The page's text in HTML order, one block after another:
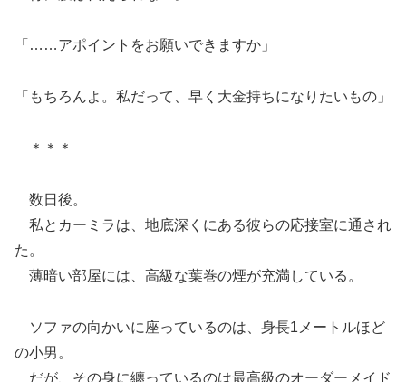
「……アポイントをお願いできますか」
「もちろんよ。私だって、早く大金持ちになりたいもの」
＊＊＊
数日後。
私とカーミラは、地底深くにある彼らの応接室に通され
た。
薄暗い部屋には、高級な葉巻の煙が充満している。
ソファの向かいに座っているのは、身長1メートルほど
の小男。
だが、その身に纏っているのは最高級のオーダーメイド